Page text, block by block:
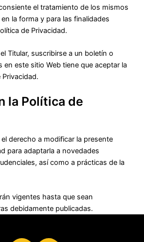
el tratamiento de los mismos
la forma y para las finalidades
de Privacidad.
Titular, suscribirse a un boletín o
en este sitio Web tiene que aceptar la
la Política de
el derecho a modificar la presente
para adaptarla a novedades
así como a prácticas de la
vigentes hasta que sean
debidamente publicadas.